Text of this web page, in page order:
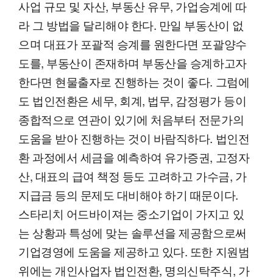
사업 규모 및 자산, 부동산 유무, 가업승계에 따
라 그 방법을 달리해야 한다. 만일 부동산이 없
으며 대표가 포괄적 승계를 원한다면 포괄양수
도를, 부동산이 존재하며 부동산을 승계하고자
한다면 현물출자로 진행하는 것이 좋다. 그럼에
도 법인전환은 세무, 회계, 법무, 감정평가 등이
종합적으로 연관이 있기에 처음부터 전문가의
도움을 받아 진행하는 것이 바람직하다. 법인전
환 과정에서 세금을 예측하여 유가증권, 고정자
산, 대표의 급여 책정 등도 고려하고 가수금, 가
지급금 등의 문제도 대비해야 하기 때문이다.
스타리치 어드바이져는 중소기업이 가지고 있
는 상황과 특성에 맞는 솔루션을 제공함으로써
기업경영에 도움을 제공하고 있다. 또한 지원범
위에는 개인사업자 법인전환, 명의신탁주식, 가